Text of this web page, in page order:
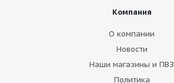
Компания
О компании
Новости
Наши магазины и ПВЗ
Политика